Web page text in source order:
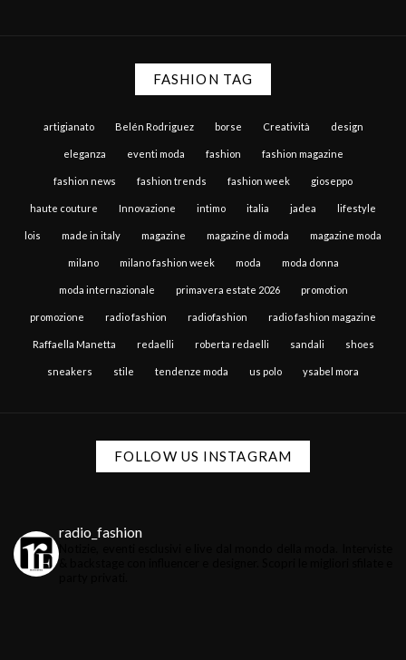
FASHION TAG
artigianato Belén Rodriguez borse Creatività design
eleganza eventi moda fashion fashion magazine
fashion news fashion trends fashion week gioseppo
haute couture Innovazione intimo italia jadea lifestyle
lois made in italy magazine magazine di moda magazine moda
milano milano fashion week moda moda donna
moda internazionale primavera estate 2026 promotion
promozione radio fashion radiofashion radio fashion magazine
Raffaella Manetta redaelli roberta redaelli sandali shoes
sneakers stile tendenze moda us polo ysabel mora
FOLLOW US INSTAGRAM
radio_fashion